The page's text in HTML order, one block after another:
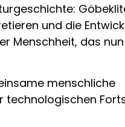
und die
Menschheit, das
menschliche
technologischen